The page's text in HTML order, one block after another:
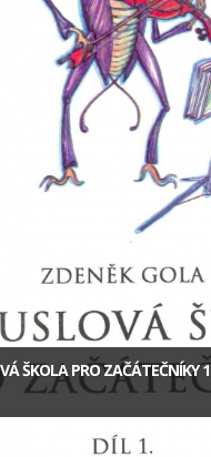
ŠKOLA PRO ZAČÁTEČNÍKY 1